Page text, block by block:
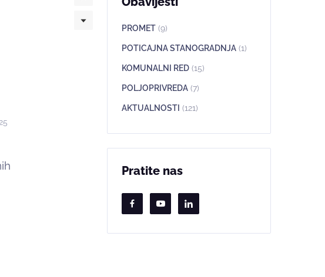
PROMET (9)
POTICAJNA STANOGRADNJA (1)
KOMUNALNI RED (15)
POLJOPRIVREDA (7)
AKTUALNOSTI (121)
Pratite nas